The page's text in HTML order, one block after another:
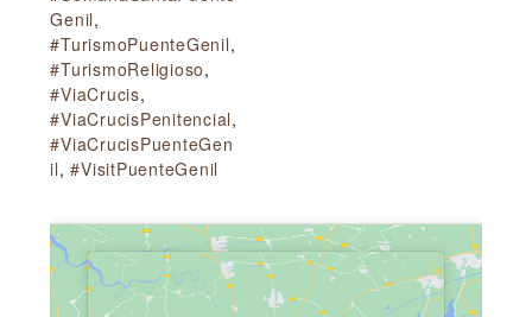
Genil,
#TurismoPuenteGenil,
#TurismoReligioso,
#ViaCrucis,
#ViaCrucisPenitencial,
#ViaCrucisPuenteGen
il,#VisitPuenteGenil